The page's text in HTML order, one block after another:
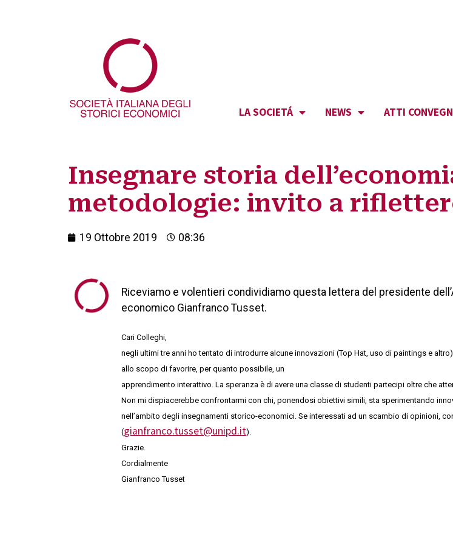
LA SOCIETÁ NEWS ATTI
Insegnare storia
metodologie: invito a
19 Ottobre 2019 08:36
Riceviamo e volentieri condividiamo questa lettera del presidente
economico Gianfranco Tusset.
Cari Colleghi,
negli ultimi tre anni ho tentato di introdurre alcune innovazioni (Top Hat, uso di paintings e
allo scopo di favorire, per quanto possibile, un
apprendimento interattivo. La speranza è di avere una classe di studenti partecipi oltre che
Non mi dispiacerebbe confrontarmi con chi, ponendosi obiettivi simili, sta sperimentando
nell’ambito degli insegnamenti storico-economici. Se interessati ad un scambio di opinioni,
(gianfranco.tusset@unipd.it).
Grazie.
Cordialmente
Gianfranco Tusset